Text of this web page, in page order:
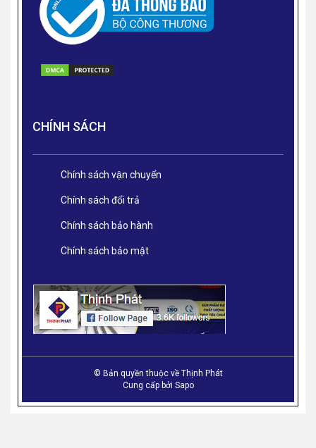
CHÍNH SÁCH
Chính sách vận chuyển
Chính sách đổi trả
Chính sách bảo hành
Chính sách bảo mật
© Bản quyền thuộc về Thịnh Phát
Cung cấp bởi Sapo